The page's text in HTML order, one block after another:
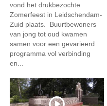
vond het drukbezochte
Zomerfeest in Leidschendam-
Zuid plaats. Buurtbewoners
van jong tot oud kwamen
samen voor een gevarieerd
programma vol verbinding
en...